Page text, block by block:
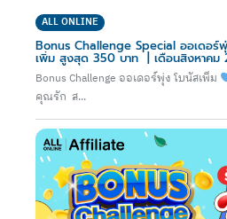
ALL ONLINE
Bonus Challenge Special ออเดอร์
เพิ่ม สูงสุด 350 บาท | เดือนสิงหาคม
Bonus Challenge ออเดอร์พุ่ง โบนัสเพิ่ม
คุณรัก ส...